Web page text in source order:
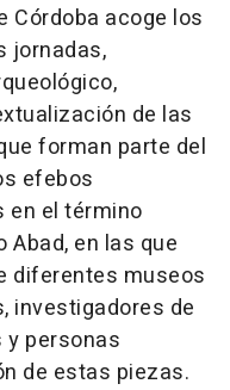
Córdoba acoge los
jornadas,
de las
forman parte del
efebos
en el término
Abad, en las que
diferentes museos
investigadores de
personas
de estas piezas.